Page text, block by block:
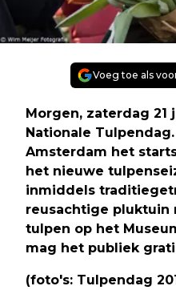
Voeg toe als
Morgen, zaterdag 21
Nationale
Amsterdam het
het nieuwe
inmiddels
reusachtige pluktuin
tulpen op het
mag het publiek
(foto's: Tulpendag